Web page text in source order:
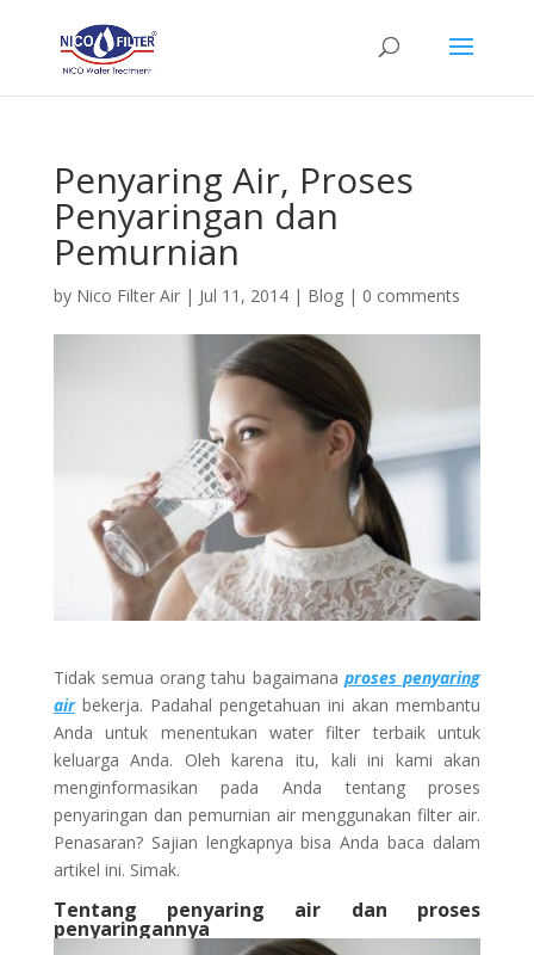
Penyaring Air, Proses
Penyaringan dan
Pemurnian
by Nico Filter Air| Jul 11, 2014| Blog| 0 comments
Tidak semua orang tahu bagaimana proses penyaring
airbekerja. Padahal pengetahuan ini akan membantu
Anda untuk menentukan water filter terbaik untuk
keluarga Anda. Oleh karena itu, kali ini kami akan
menginformasikan pada Anda tentang proses
penyaringan dan pemurnian air menggunakan filter air.
Penasaran? Sajian lengkapnya bisa Anda baca dalam
artikel ini. Simak.
Tentang penyaring air dan proses
penyaringannya